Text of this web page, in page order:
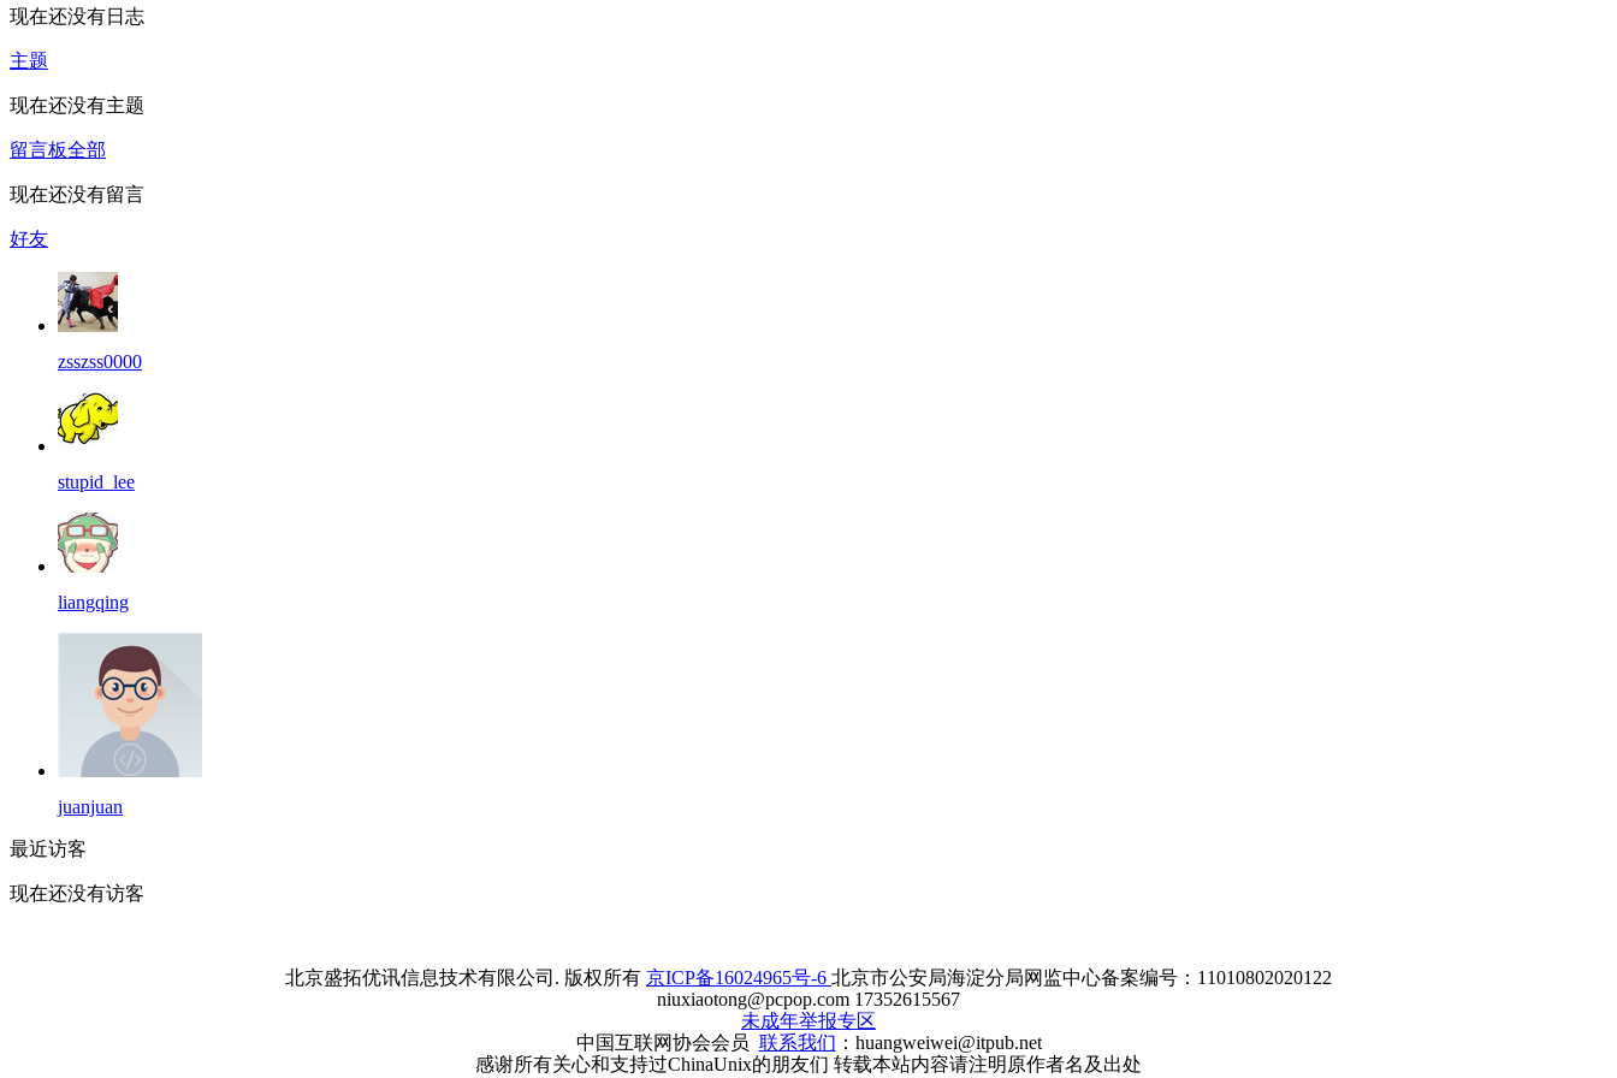
现在还没有日志
主题
现在还没有主题
留言板全部
现在还没有留言
好友
zsszss0000
stupid_lee
liangqing
juanjuan
最近访客
现在还没有访客
北京盛拓优讯信息技术有限公司. 版权所有 京ICP备16024965号-6 北京市公安局海淀分局网监中心备案编号：11010802020122
niuxiaotong@pcpop.com 17352615567
未成年举报专区
中国互联网协会会员 联系我们 ：huangweiwei@itpub.net
感谢所有关心和支持过ChinaUnix的朋友们 转载本站内容请注明原作者名及出处